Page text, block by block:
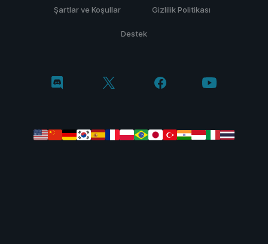
Şartlar ve Koşullar Gizlilik Politikası
Destek